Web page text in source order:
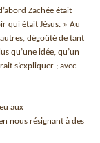
Zachée était
qui était Jésus. » Au
dégoûté de tant
qu’une idée, qu’un
s’expliquer ; avec
aux
nous résignant à des